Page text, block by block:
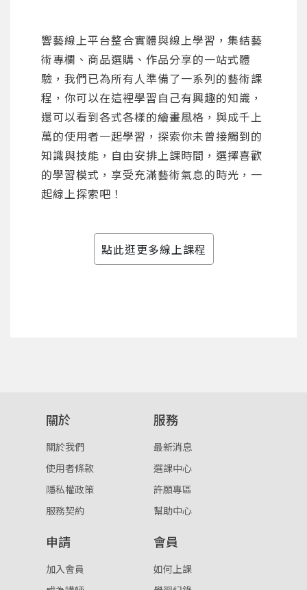
註冊
按下註冊即代表你同意我們的使用者條款
。
響藝線上平台整合實體與線上學習，集結藝
術專欄、商品選購、作品分享的一站式體
驗，我們已為所有人準備了一系列的藝術課
程，你可以在這裡學習自己有興趣的知識，
還可以看到各式各樣的繪畫風格，與成千上
萬的使用者一起學習，探索你未曾接觸到的
知識與技能，自由安排上課時間，選擇喜歡
的學習模式，享受充滿藝術氣息的時光，一
起線上探索吧！
點此逛更多線上課程
關於
關於我們
使用者條款
隱私權政策
服務契約
服務
最新消息
選課中心
許願專區
幫助中心
申請
加入會員
會員
如何上課